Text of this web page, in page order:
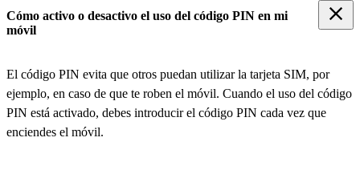
Cómo activo o desactivo el uso del código PIN en mi
móvil
El código PIN evita que otros puedan utilizar la tarjeta SIM, por
ejemplo, en caso de que te roben el móvil. Cuando el uso del código
PIN está activado, debes introducir el código PIN cada vez que
enciendes el móvil.